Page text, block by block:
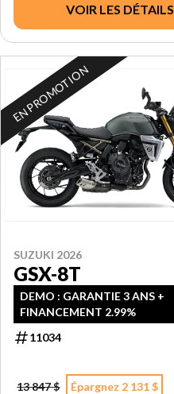
VOIR LES DÉTAILS
EN PROMOTION
SUZUKI 2026
GSX-8T
DEMO : GARANTIE 3 ANS +
FINANCEMENT 2.99%
11034
13 847 $ Épargnez 2 131 $